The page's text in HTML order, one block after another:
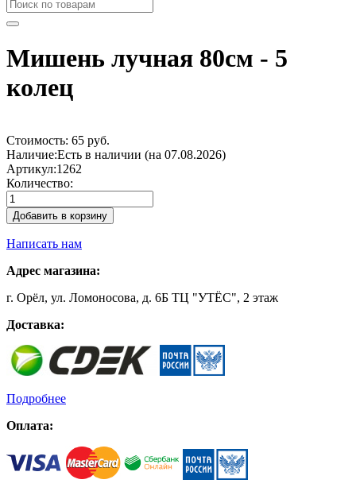
Мишень лучная 80см - 5
колец
Стоимость: 65 руб.
Наличие:Есть в наличии (на 07.08.2026)
Артикул:1262
Количество:
Добавить в корзину
Написать нам
Адрес магазина:
г. Орёл, ул. Ломоносова, д. 6Б ТЦ "УТЁС", 2 этаж
Доставка:
Подробнее
Оплата: